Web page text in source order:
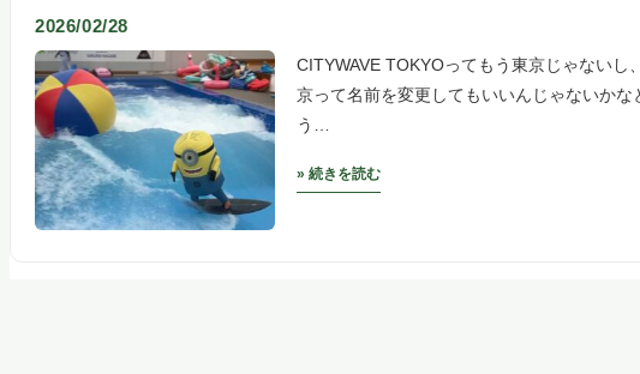
2026/02/28
CITYWAVE TOKYOってもう東京じゃないし
京って名前を変更してもいいんじゃないかな
う…
» 続きを読む